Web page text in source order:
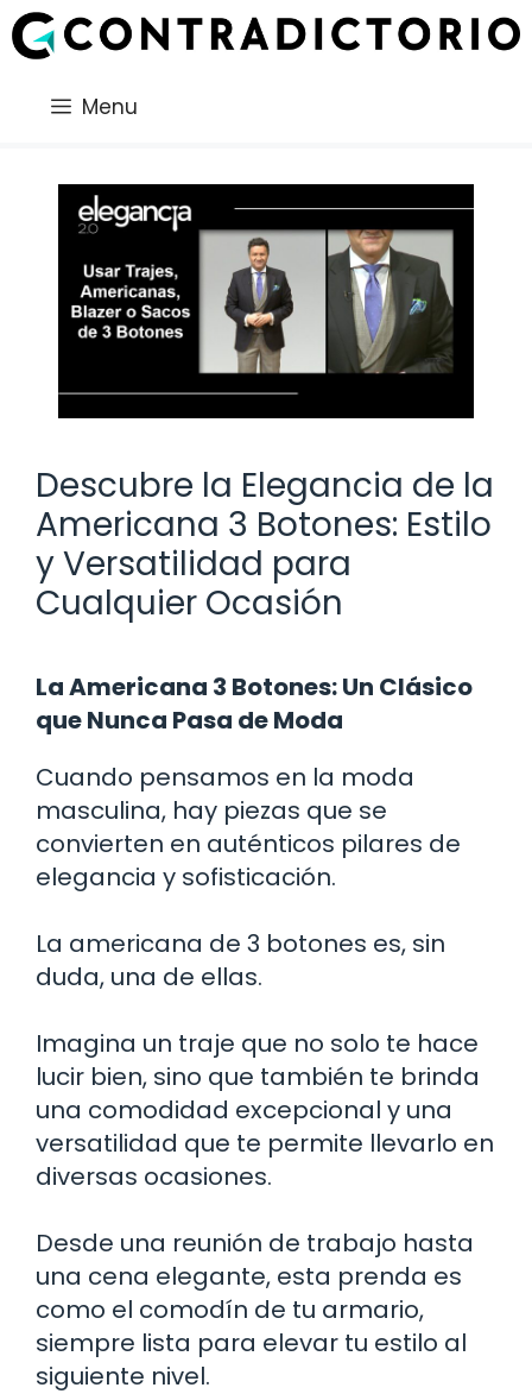
Saltar
al
Menu
Descubre la Elegancia de la
Americana 3 Botones: Estilo
y Versatilidad para
Cualquier Ocasión
La Americana 3 Botones: Un Clásico
que Nunca Pasa de Moda
Cuando pensamos en la moda
masculina, hay piezas que se
convierten en auténticos pilares de
elegancia y sofisticación.
La americana de 3 botones es, sin
duda, una de ellas.
Imagina un traje que no solo te hace
lucir bien, sino que también te brinda
una comodidad excepcional y una
versatilidad que te permite llevarlo en
diversas ocasiones.
Desde una reunión de trabajo hasta
una cena elegante, esta prenda es
como el comodín de tu armario,
siempre lista para elevar tu estilo al
siguiente nivel.